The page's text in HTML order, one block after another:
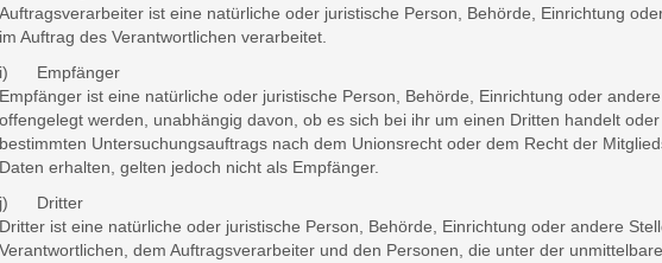
Auftragsverarbeiter ist eine natürliche oder juristische Person, Behörde, Einrichtung
im Auftrag des Verantwortlichen verarbeitet.
i) Empfänger
Empfänger ist eine natürliche oder juristische Person, Behörde, Einrichtung oder
offengelegt werden, unabhängig davon, ob es sich bei ihr um einen Dritten handelt
bestimmten Untersuchungsauftrags nach dem Unionsrecht oder dem Recht der
Daten erhalten, gelten jedoch nicht als Empfänger.
j) Dritter
Dritter ist eine natürliche oder juristische Person, Behörde, Einrichtung oder andere
Verantwortlichen, dem Auftragsverarbeiter und den Personen, die unter der